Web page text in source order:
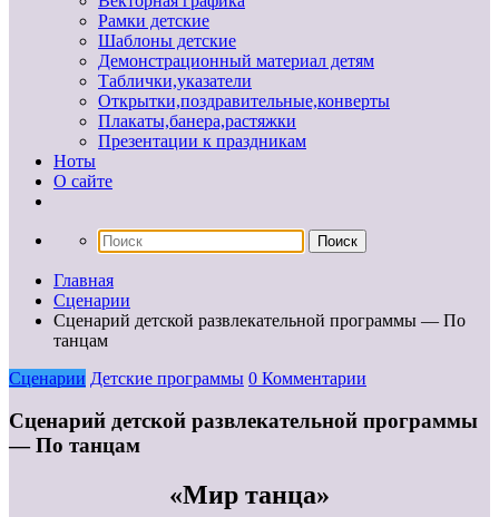
Рамки детские
Шаблоны детские
Демонстрационный материал детям
Таблички,указатели
Открытки,поздравительные,конверты
Плакаты,банера,растяжки
Презентации к праздникам
Ноты
О сайте
Главная
Сценарии
Сценарий детской развлекательной программы — По
танцам
Сценарии Детские программы 0 Комментарии
Сценарий детской развлекательной программы
— По танцам
«Мир танца»